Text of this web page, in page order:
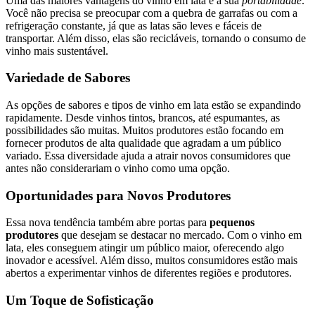
Você não precisa se preocupar com a quebra de garrafas ou com a
refrigeração constante, já que as latas são leves e fáceis de
transportar. Além disso, elas são recicláveis, tornando o consumo de
vinho mais sustentável.
Variedade de Sabores
As opções de sabores e tipos de vinho em lata estão se expandindo
rapidamente. Desde vinhos tintos, brancos, até espumantes, as
possibilidades são muitas. Muitos produtores estão focando em
fornecer produtos de alta qualidade que agradam a um público
variado. Essa diversidade ajuda a atrair novos consumidores que
antes não considerariam o vinho como uma opção.
Oportunidades para Novos Produtores
Essa nova tendência também abre portas para pequenos
produtores que desejam se destacar no mercado. Com o vinho em
lata, eles conseguem atingir um público maior, oferecendo algo
inovador e acessível. Além disso, muitos consumidores estão mais
abertos a experimentar vinhos de diferentes regiões e produtores.
Um Toque de Sofisticação